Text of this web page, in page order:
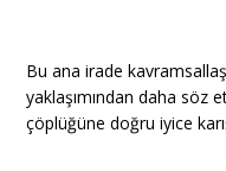
Bu ana irade
yaklaşımından daha söz
çöplüğüne doğru iyice